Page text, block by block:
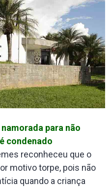
para não
condenado
reconheceu que o
motivo torpe, pois não
quando a criança